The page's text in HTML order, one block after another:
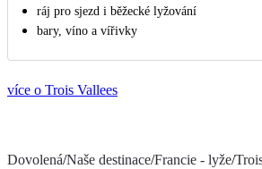
ráj pro sjezd i běžecké lyžování
bary, víno a vířivky
více o Trois Vallees
Dovolená/Naše destinace/Francie - lyže/